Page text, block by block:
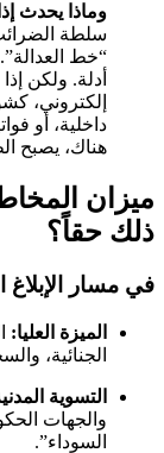
وماذا يحدث
سلطة
“خط
أدلة. ولكن
إلكتروني،
داخلية، أو
هناك، يصبح
ميزان
ذلك حقاً؟
في مسار الإبلاغ
الميزة العليا:
الجنائية،
التسوية
والجهات
السوداء”.